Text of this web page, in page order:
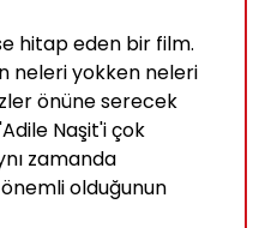
hitap eden bir film.
neleri yokken neleri
önüne serecek
Naşit'i çok
zamanda
olduğunun